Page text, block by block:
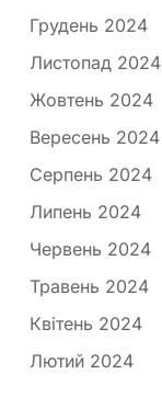
Грудень 2024
Листопад 2024
Жовтень 2024
Вересень 2024
Серпень 2024
Липень 2024
Червень 2024
Травень 2024
Квітень 2024
Лютий 2024